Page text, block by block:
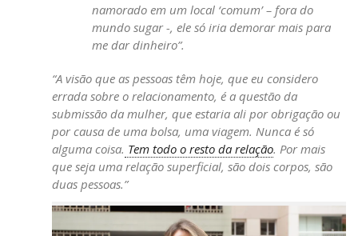
namorado em um local ‘comum’ – fora do
mundo sugar -, ele só iria demorar mais para
me dar dinheiro”.
“A visão que as pessoas têm hoje, que eu considero
errada sobre o relacionamento, é a questão da
submissão da mulher, que estaria ali por obrigação ou
por causa de uma bolsa, uma viagem. Nunca é só
alguma coisa. Tem todo o resto da relação. Por mais
que seja uma relação superficial, são dois corpos, são
duas pessoas.”